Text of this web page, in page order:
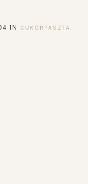
IN CUKORPASZTA .